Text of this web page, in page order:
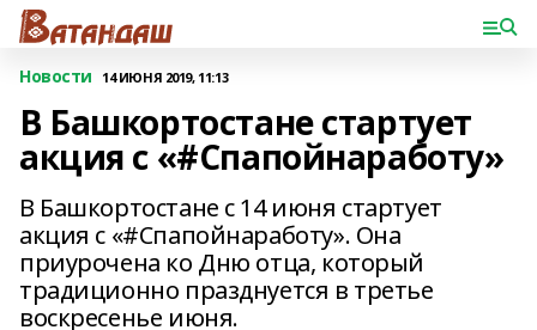
Новости 14 ИЮНЯ 2019, 11:13
В Башкортостане стартует
акция с «#Спапойнаработу»
В Башкортостане с 14 июня стартует
акция с «#Спапойнаработу». Она
приурочена ко Дню отца, который
традиционно празднуется в третье
воскресенье июня.